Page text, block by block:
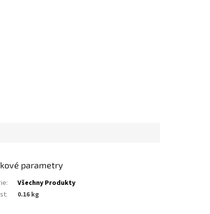
parametry
:
Všechny Produkty
: 0.16 kg